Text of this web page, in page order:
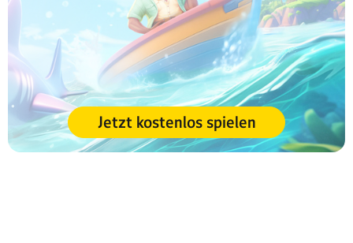
Jetzt kostenlos spielen